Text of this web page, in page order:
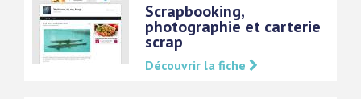
Scrapbooking,
photographie et carterie
scrap
Découvrir la fiche